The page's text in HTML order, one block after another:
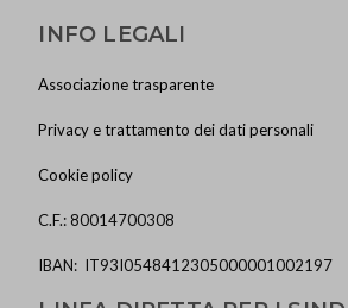
INFO LEGALI
Associazione trasparente
Privacy e trattamento dei dati personali
Cookie policy
C.F.: 80014700308
IBAN: IT93I0548412305000001002197